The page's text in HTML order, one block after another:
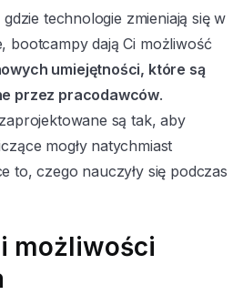
technologie zmieniają się w
bootcampy dają Ci możliwość
umiejętności, które są
przez pracodawców.
są tak, aby
mogły natychmiast
to, czego nauczyły się podczas
możliwości